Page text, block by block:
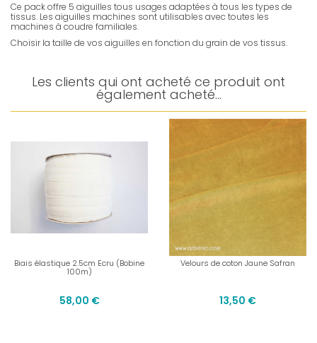
Ce pack offre 5 aiguilles tous usages adaptées à tous les types de
tissus. Les aiguilles machines sont utilisables avec toutes les
machines à coudre familiales.
Choisir la taille de vos aiguilles en fonction du grain de vos tissus.
Les clients qui ont acheté ce produit ont
également acheté...
Biais élastique 2.5cm Ecru (Bobine
100m)
58,00 €
Velours de coton Jaune Safran
13,50 €